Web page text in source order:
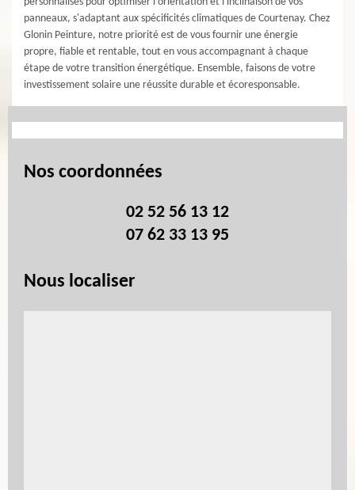
panneaux, s'adaptant aux spécificités climatiques de Courtenay. Chez
Glonin Peinture, notre priorité est de vous fournir une énergie
propre, fiable et rentable, tout en vous accompagnant à chaque
étape de votre transition énergétique. Ensemble, faisons de votre
investissement solaire une réussite durable et écoresponsable.
Nos coordonnées
02 52 56 13 12
07 62 33 13 95
Nous localiser